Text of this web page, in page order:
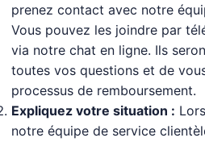
prenez contact avec notre
Vous pouvez les joindre par
via notre chat en ligne. Ils
toutes vos questions et de
processus de remboursement.
Expliquez votre situation :
notre équipe de service